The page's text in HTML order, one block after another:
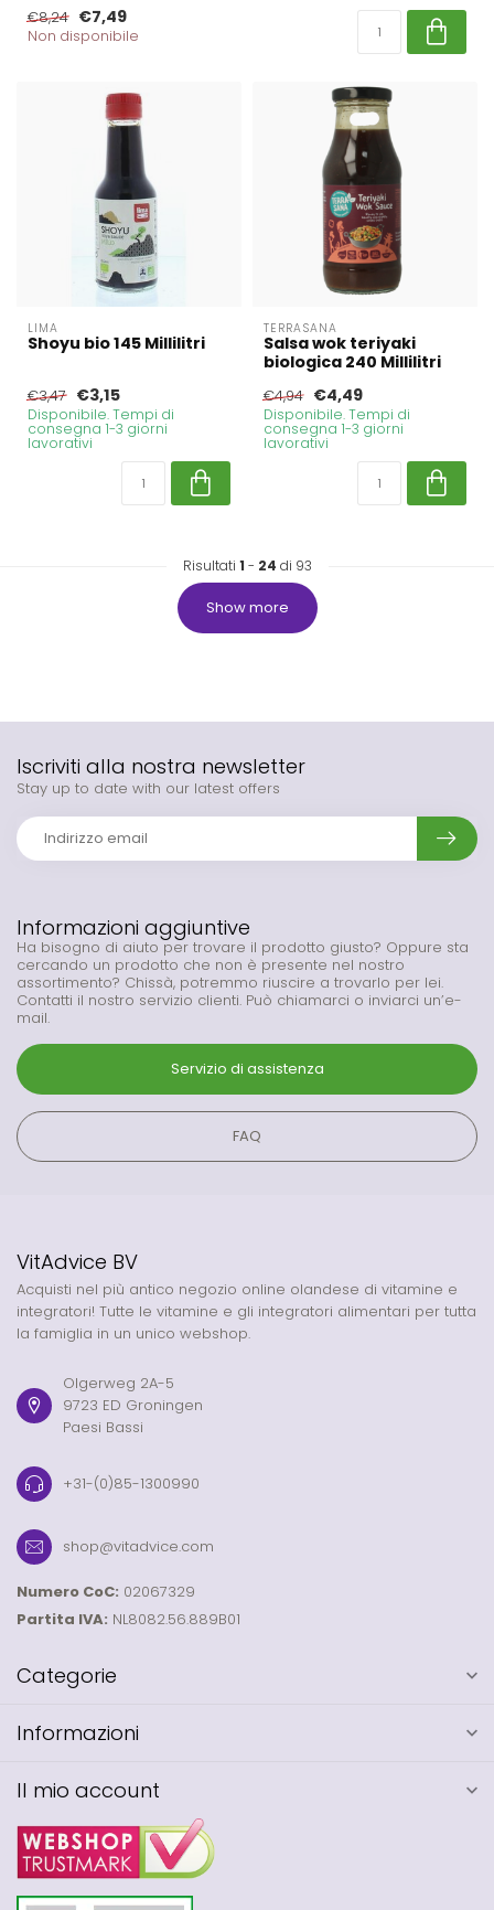
€8,24 €7,49
Non disponibile
LIMA
Shoyu bio 145 Millilitri
€3,47 €3,15
Disponibile. Tempi di
consegna 1-3 giorni
lavorativi
TERRASANA
Salsa wok teriyaki
biologica 240 Millilitri
€4,94 €4,49
Disponibile. Tempi di
consegna 1-3 giorni
lavorativi
Risultati 1 - 24 di 93
Show more
Informazioni aggiuntive
Ha bisogno di aiuto per trovare il prodotto giusto? Oppure sta
cercando un prodotto che non è presente nel nostro
assortimento? Chissà, potremmo riuscire a trovarlo per lei.
Contatti il nostro servizio clienti. Può chiamarci o inviarci un’e-
mail.
Servizio di assistenza
FAQ
Iscriviti alla nostra newsletter
Stay up to date with our latest offers
VitAdvice BV
Acquisti nel più antico negozio online olandese di vitamine e
integratori! Tutte le vitamine e gli integratori alimentari per tutta
la famiglia in un unico webshop.
Olgerweg 2A-5
9723 ED Groningen
Paesi Bassi
+31-(0)85-1300990
shop@vitadvice.com
Numero CoC: 02067329
Partita IVA: NL8082.56.889B01
Categorie
Informazioni
Il mio account